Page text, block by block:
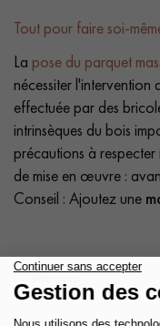
Tout pour faire soi-
La pose du parquet
nécessiter l'intervention
effectuée par des
intrinsèques du bois
précautions à respecter
de mise en œuvre :
Conseil : Ajoutez une